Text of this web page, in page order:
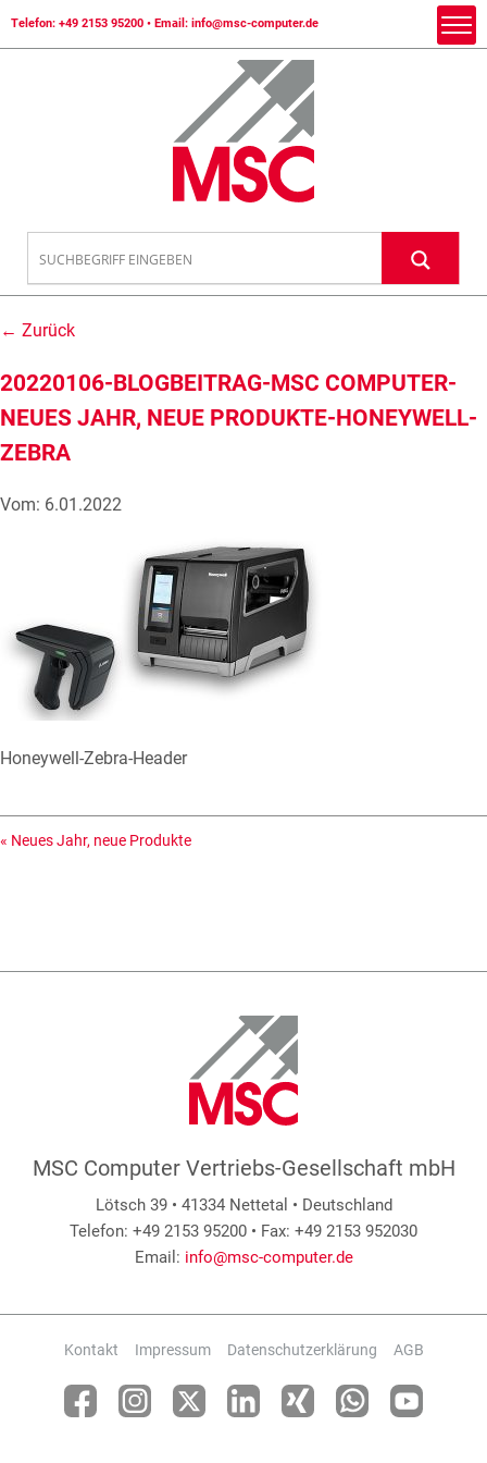
Telefon: +49 2153 95200 • Email: info@msc-computer.de
← Zurück
20220106-BLOGBEITRAG-MSC COMPUTER-
NEUES JAHR, NEUE PRODUKTE-HONEYWELL-
ZEBRA
Vom: 6.01.2022
Honeywell-Zebra-Header
« Neues Jahr, neue Produkte
MSC Computer Vertriebs-Gesellschaft mbH
Lötsch 39 • 41334 Nettetal • Deutschland
Telefon: +49 2153 95200 • Fax: +49 2153 952030
Email: info@msc-computer.de
Kontakt Impressum Datenschutzerklärung AGB